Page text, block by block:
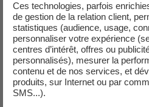
Mercredi 18 février 2026 à
du Bugey ont procédé à la mise
production n°4.
Cette mise à l’arrêt fait suite à
sur le transformateur principal*
n°4.
Ces technologies, parfois
de gestion de la relation client,
statistiques (audience, usage,
personnaliser votre expérience
centres d’intérêt, offres ou
personnalisés), mesurer la
contenu et de nos services, et
produits, sur Internet ou par
SMS...).